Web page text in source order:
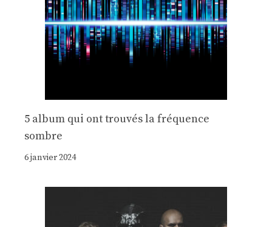
5 album qui ont trouvés la fréquence
sombre
6 janvier 2024